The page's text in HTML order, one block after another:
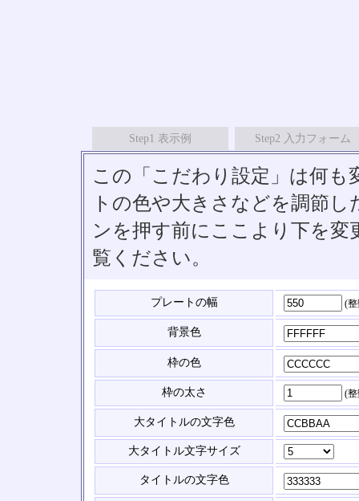
Step1 表示例 Step2 入力フォーム
この「こだわり設定」は何
トの色や大きさなどを調節
ンを押す前にここより下を
覧ください。
プレートの幅 (
背景色
枠の色
枠の太さ (
大タイトルの文字色
大タイトル文字サイズ
タイトルの文字色